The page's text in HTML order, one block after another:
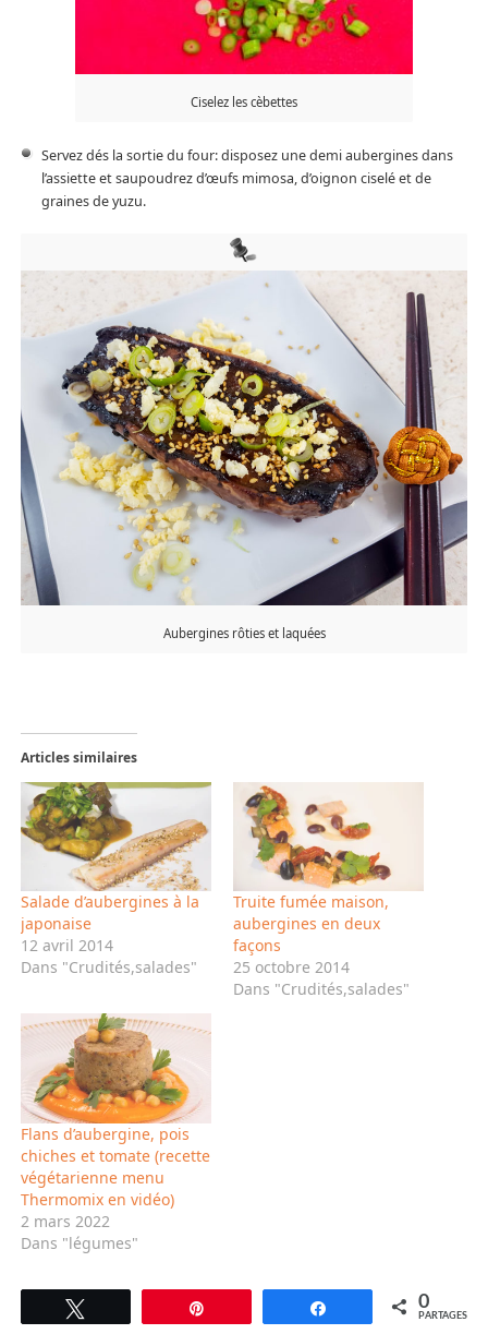
Ciselez les cèbettes
Servez dés la sortie du four: disposez une demi aubergines dans
l’assiette et saupoudrez d’œufs mimosa, d’oignon ciselé et de
graines de yuzu.
Aubergines rôties et laquées
Articles similaires
Salade d’aubergines à la
japonaise
12 avril 2014
Dans "Crudités,salades"
Truite fumée maison,
aubergines en deux
façons
25 octobre 2014
Dans "Crudités,salades"
Flans d’aubergine, pois
chiches et tomate (recette
végétarienne menu
Thermomix en vidéo)
2 mars 2022
Dans "légumes"
Partagez 0
PARTAGES